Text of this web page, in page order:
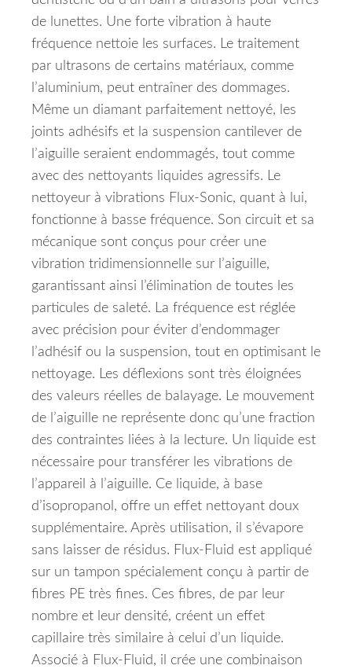
de lunettes. Une forte vibration à haute
fréquence nettoie les surfaces. Le traitement
par ultrasons de certains matériaux, comme
l’aluminium, peut entraîner des dommages.
Même un diamant parfaitement nettoyé, les
joints adhésifs et la suspension cantilever de
l’aiguille seraient endommagés, tout comme
avec des nettoyants liquides agressifs. Le
nettoyeur à vibrations Flux-Sonic, quant à lui,
fonctionne à basse fréquence. Son circuit et sa
mécanique sont conçus pour créer une
vibration tridimensionnelle sur l’aiguille,
garantissant ainsi l’élimination de toutes les
particules de saleté. La fréquence est réglée
avec précision pour éviter d’endommager
l’adhésif ou la suspension, tout en optimisant le
nettoyage. Les déflexions sont très éloignées
des valeurs réelles de balayage. Le mouvement
de l’aiguille ne représente donc qu’une fraction
des contraintes liées à la lecture. Un liquide est
nécessaire pour transférer les vibrations de
l’appareil à l’aiguille. Ce liquide, à base
d’isopropanol, offre un effet nettoyant doux
supplémentaire. Après utilisation, il s’évapore
sans laisser de résidus. Flux-Fluid est appliqué
sur un tampon spécialement conçu à partir de
fibres PE très fines. Ces fibres, de par leur
nombre et leur densité, créent un effet
capillaire très similaire à celui d’un liquide.
Associé à Flux-Fluid, il crée une combinaison